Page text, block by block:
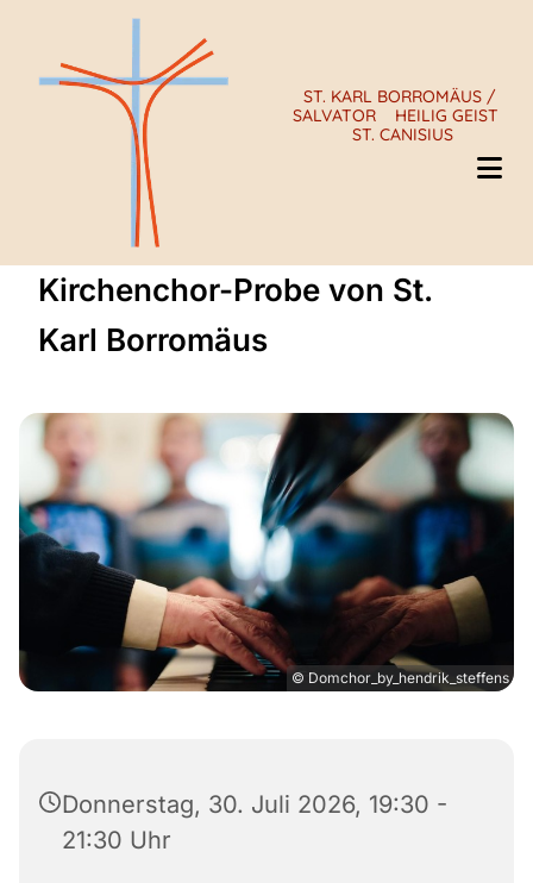
ST. KARL BORROMÄUS /
SALVATOR
HEILIG GEIST
ST. CANISIUS
Kirchenchor-Probe von St.
Karl Borromäus
© Domchor_by_hendrik_steffens
Donnerstag, 30. Juli 2026, 19:30 -
21:30 Uhr